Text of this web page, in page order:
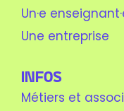
Un·e
Une entreprise
Infos
Métiers et